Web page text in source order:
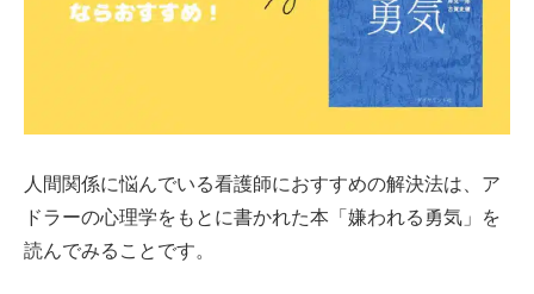
人間関係に悩んでいる看護師におすすめの解決法は、ア
ドラーの心理学をもとに書かれた本「嫌われる勇気」を
読んでみることです。